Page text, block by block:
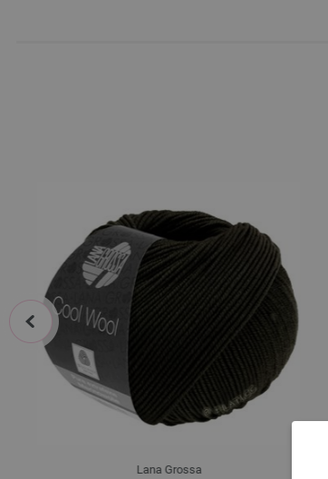
Lana Grossa
prev